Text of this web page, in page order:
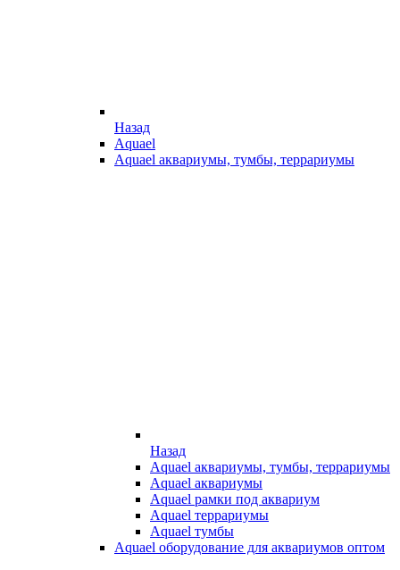
Назад
Aquael
Aquael аквариумы, тумбы, террариумы
Назад
Aquael аквариумы, тумбы, террариумы
Aquael аквариумы
Aquael рамки под аквариум
Aquael террариумы
Aquael тумбы
Aquael оборудование для аквариумов оптом